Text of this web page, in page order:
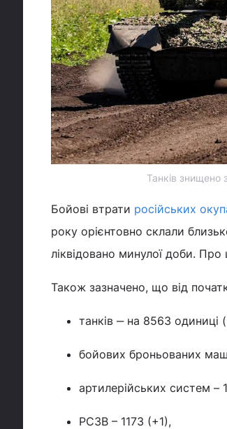
Танків знищено
Бойові втрати російських
року орієнтовно склали
ліквідовано минулої доби. Про
Також зазначено, що від
танків ‒ на 8563
бойових броньованих
артилерійських систем –
РСЗВ – 1173 (+1),